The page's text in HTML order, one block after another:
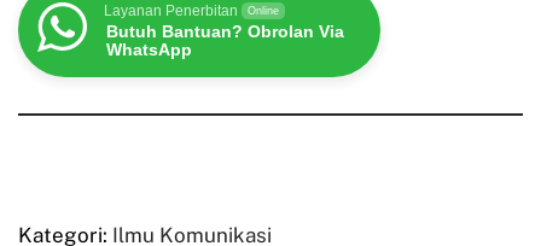
Layanan Penerbitan Online
Butuh Bantuan? Obrolan Via
WhatsApp
Kategori: Ilmu Komunikasi